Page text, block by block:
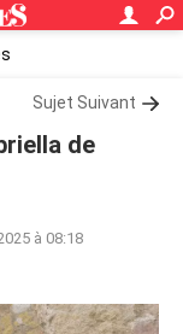
Sujet Suivant
de
à 08:18